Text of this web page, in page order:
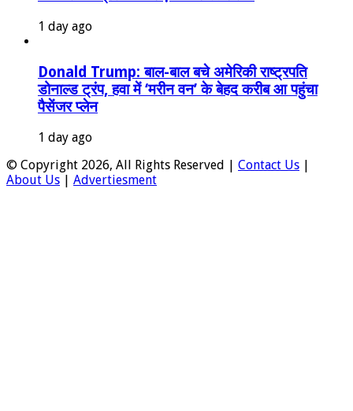
1 day ago
Donald Trump: बाल-बाल बचे अमेरिकी राष्ट्रपति
डोनाल्ड ट्रंप, हवा में ‘मरीन वन’ के बेहद करीब आ पहुंचा
पैसेंजर प्लेन
1 day ago
© Copyright 2026, All Rights Reserved | Contact Us
About Us
Advertiesment